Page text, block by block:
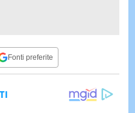
Fonti preferite